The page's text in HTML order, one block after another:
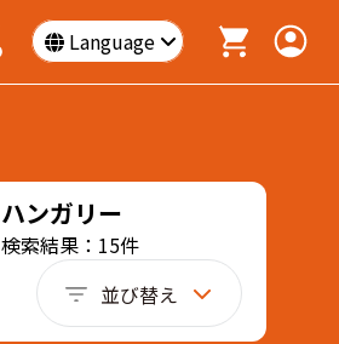
Language
ハンガリー
検索結果：15件
並び替え